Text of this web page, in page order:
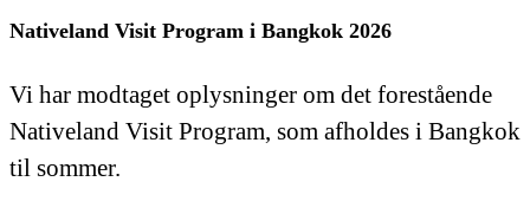
Nativeland Visit Program i Bangkok 2026
Vi har modtaget oplysninger om det forestående
Nativeland Visit Program, som afholdes i Bangkok
til sommer.